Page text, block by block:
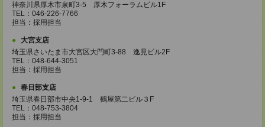
神奈川県厚木市泉町3-5 厚木フォーラムビル1F
TEL：046-226-7766
担当：採用担当
大宮支店
埼玉県さいたま市大宮区大門町3-88 逸見ビル2F
TEL：048-644-3051
担当：採用担当
春日部支店
埼玉県春日部市中央1-9-1 鶴屋第二ビル３F
TEL：048-753-3804
担当：採用担当